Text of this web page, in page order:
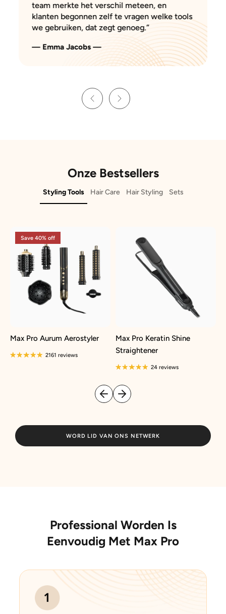
team merkte het verschil meteen, en
klanten begonnen zelf te vragen welke tools
we gebruiken, dat zegt genoeg.”
— Emma Jacobs —
Previous Next
Onze Bestsellers
Styling Tools Hair Care Hair Styling Sets
Save 40% off
Max Pro Aurum Aerostyler
2161 reviews
Max Pro Keratin Shine
Straightener
24 reviews
WORD LID VAN ONS NETWERK
Professional Worden Is
Eenvoudig Met Max Pro